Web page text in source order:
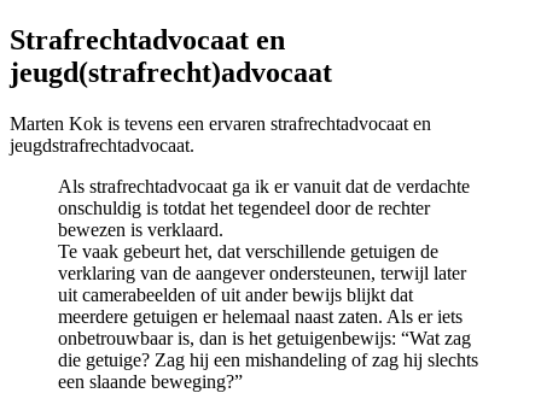
Strafrechtadvocaat en
jeugd(strafrecht)advocaat
Marten Kok is tevens een ervaren strafrechtadvocaat en
jeugdstrafrechtadvocaat.
Als strafrechtadvocaat ga ik er vanuit dat de verdachte
onschuldig is totdat het tegendeel door de rechter
bewezen is verklaard.
Te vaak gebeurt het, dat verschillende getuigen de
verklaring van de aangever ondersteunen, terwijl later
uit camerabeelden of uit ander bewijs blijkt dat
meerdere getuigen er helemaal naast zaten. Als er iets
onbetrouwbaar is, dan is het getuigenbewijs: “Wat zag
die getuige? Zag hij een mishandeling of zag hij slechts
een slaande beweging?”